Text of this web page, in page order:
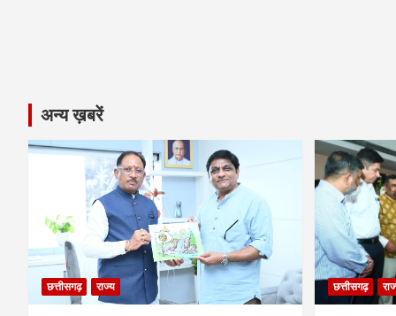
अन्य ख़बरें
छत्तीसगढ़ राज्य छत्तीसगढ़